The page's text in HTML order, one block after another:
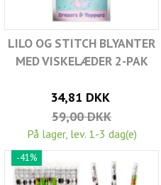
LILO OG STITCH BLYANTER
MED VISKELÆDER 2-PAK
34,81 DKK
59,00 DKK
På lager, lev. 1-3 dag(e)
-41%